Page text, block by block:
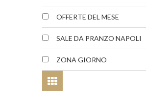
OFFERTE DEL MESE
SALE DA PRANZO NAPOLI
ZONA GIORNO